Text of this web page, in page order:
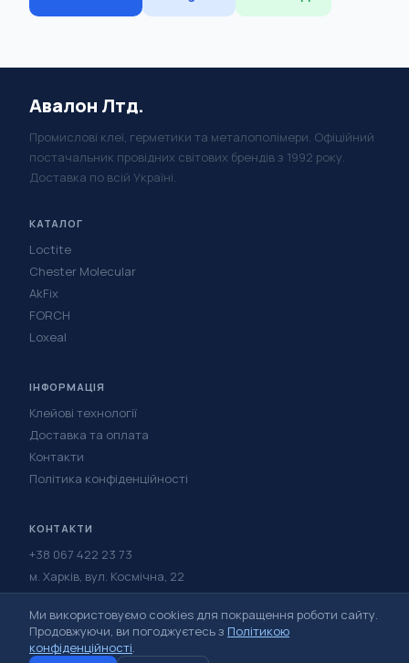
Авалон Лтд.
Промислові клеї, герметики та металополімери. Офіційний
постачальник провідних світових брендів з 1992 року.
Доставка по всій Україні.
КАТАЛОГ
Loctite
Chester Molecular
AkFix
FORCH
Loxeal
ІНФОРМАЦІЯ
Клейові технології
Доставка та оплата
Контакти
Політика конфіденційності
КОНТАКТИ
+38 067 422 23 73
м. Харків, вул. Космічна, 22
Написати в Telegram
Написати у Viber
Ми використовуємо cookies для покращення роботи сайту.
Продовжуючи, ви погоджуєтесь з Політикою
конфіденційності.